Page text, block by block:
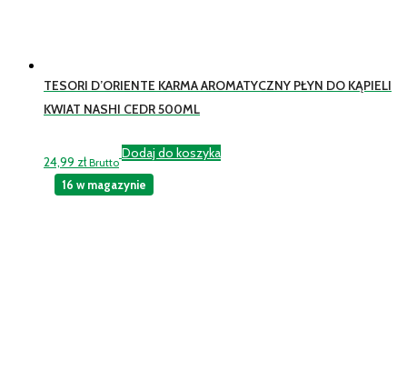
TESORI D’ORIENTE KARMA AROMATYCZNY PŁYN DO KĄPIELI
KWIAT NASHI CEDR 500ML
24,99 zł Brutto
Dodaj do koszyka
16 w magazynie